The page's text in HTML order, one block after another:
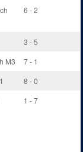
6 - 2
3 - 5
M3
7 - 1
8 - 0
1 - 7